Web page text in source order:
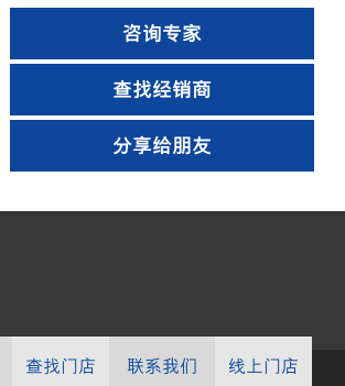
查找门店 联系我们 线上门店
咨询专家
查找经销商
分享给朋友